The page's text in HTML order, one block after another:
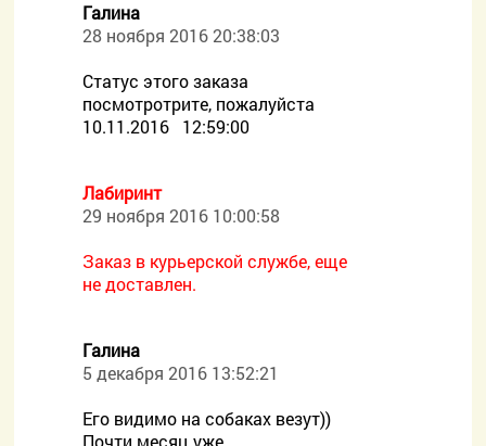
Галина
28 ноября 2016 20:38:03
Статус этого заказа
посмотротрите, пожалуйста
10.11.2016 12:59:00
Лабиринт
29 ноября 2016 10:00:58
Заказ в курьерской службе, еще
не доставлен.
Галина
5 декабря 2016 13:52:21
Его видимо на собаках везут))
Почти месяц уже